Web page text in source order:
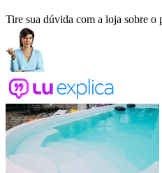
Tire sua dúvida com a loja sobre o